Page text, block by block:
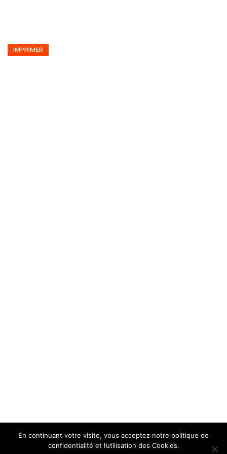
IMPRIMER
En continuant votre visite, vous acceptez notre politique de
confidentialité et l’utilisation des Cookies.